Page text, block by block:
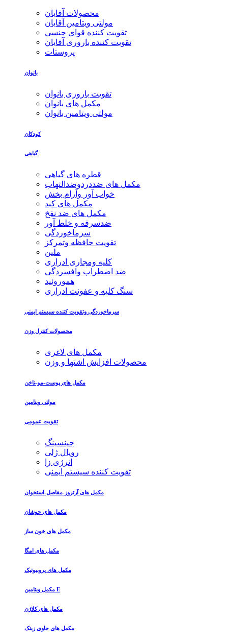
محصولات آقایان
مولتی ویتامین آقایان
تقویت کننده قوای جنسی
تقویت کننده باروری آقایان
پروستات
بانوان
تقویت باروری بانوان
مکمل های بانوان
مولتی ویتامین بانوان
کودکان
گیاهی
قطره های گیاهی
مکمل های ضددردوضدالتهاب
خواب آور وآرام بخش
مکمل های کبد
مکمل های ضد نفخ
ضدسرفه و خلط آور
سرماخوردگی
تقویت حافظه وتمرکز
ملین
کلیه ومجاری ادراری
ضد اضطراب وافسردگی
هموروئید
سنگ کلیه و عفونت ادراری
سرماخوردگی وتقویت کننده سیستم ایمنی
محصولات کنترل وزن
مکمل های لاغری
محصولات افزایش اشتها و وزن
مکمل های پوست-مو-ناخن
مولتی ویتامین
تقویت عمومی
جینسینگ
رویال ژلی
انرژی زا
تقویت کننده سیستم ایمنی
مکمل های آرتروز-مفاصل-استخوان
مکمل های جوشان
مکمل های خون ساز
مکمل های امگا
مکمل های پروبیوتیک
مکمل ویتامین E
مکمل های کلاژن
مکمل های حاوی زینک